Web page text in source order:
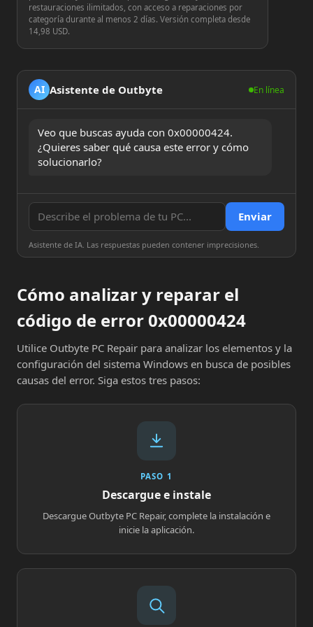
restauraciones ilimitados, con acceso a reparaciones por
categoría durante al menos 2 días. Versión completa desde
14,98 USD.
AI Asistente de Outbyte En línea
Veo que buscas ayuda con 0x00000424.
¿Quieres saber qué causa este error y cómo
solucionarlo?
Enviar
Asistente de IA. Las respuestas pueden contener imprecisiones.
Cómo analizar y reparar el
código de error 0x00000424
Utilice Outbyte PC Repair para analizar los elementos y la
configuración del sistema Windows en busca de posibles
causas del error. Siga estos tres pasos:
PASO 1
Descargue e instale
Descargue Outbyte PC Repair, complete la instalación e
inicie la aplicación.